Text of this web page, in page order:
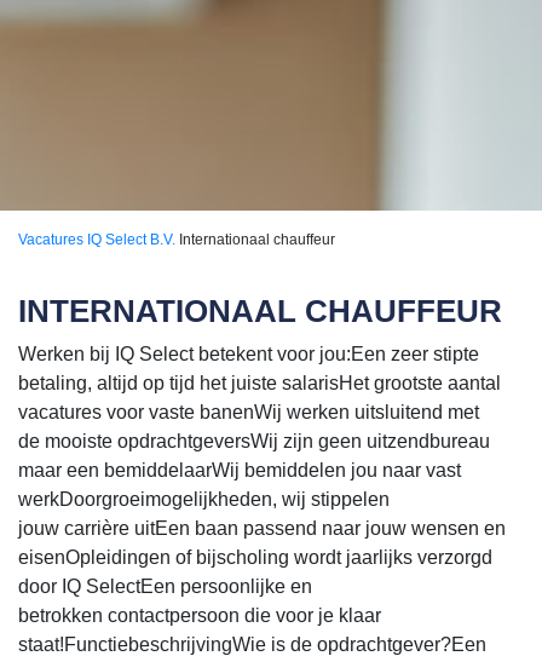
Vacatures IQ Select B.V. Internationaal chauffeur
INTERNATIONAAL CHAUFFEUR
Werken bij IQ Select betekent voor jou:Een zeer stipte
betaling, altijd op tijd het juiste salarisHet grootste aantal
vacatures voor vaste banenWij werken uitsluitend met
de mooiste opdrachtgeversWij zijn geen uitzendbureau
maar een bemiddelaarWij bemiddelen jou naar vast
werkDoorgroeimogelijkheden, wij stippelen
jouw carrière uitEen baan passend naar jouw wensen en
eisenOpleidingen of bijscholing wordt jaarlijks verzorgd
door IQ SelectEen persoonlijke en
betrokken contactpersoon die voor je klaar
staat!FunctiebeschrijvingWie is de opdrachtgever?Een